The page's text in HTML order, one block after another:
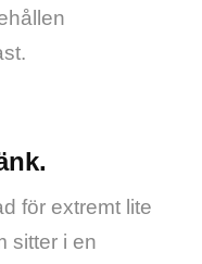
för extremt lite
sitter i en